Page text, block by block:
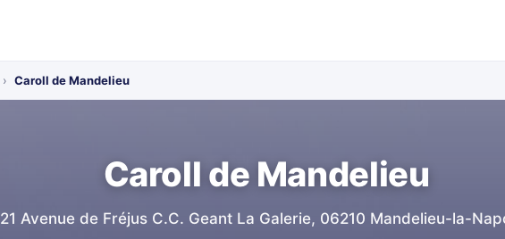
› Caroll de Mandelieu
Caroll de Mandelieu
21 Avenue de Fréjus C.C. Geant La Galerie, 06210 Mandelieu-la-